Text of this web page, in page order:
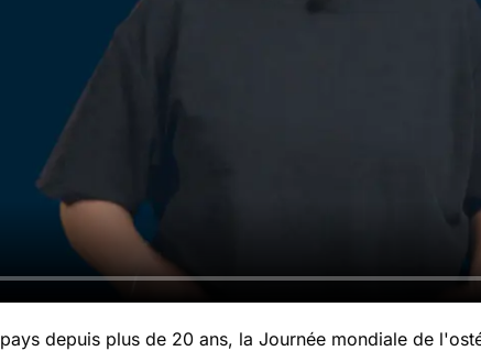
depuis plus de 20 ans, la Journée mondiale de